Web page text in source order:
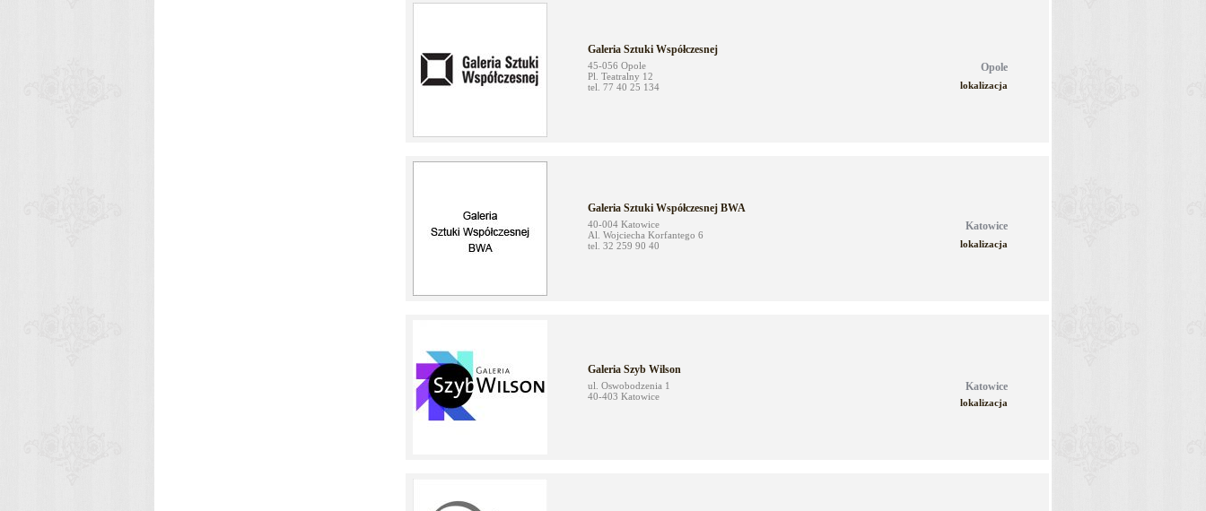
Galeria Sztuki Współczesnej
45-056 Opole
Pl. Teatralny 12
tel. 77 40 25 134
Opole
lokalizacja
Galeria Sztuki Współczesnej BWA
40-004 Katowice
Al. Wojciecha Korfantego 6
tel. 32 259 90 40
Katowice
lokalizacja
Galeria Szyb Wilson
ul. Oswobodzenia 1
40-403 Katowice
Katowice
lokalizacja